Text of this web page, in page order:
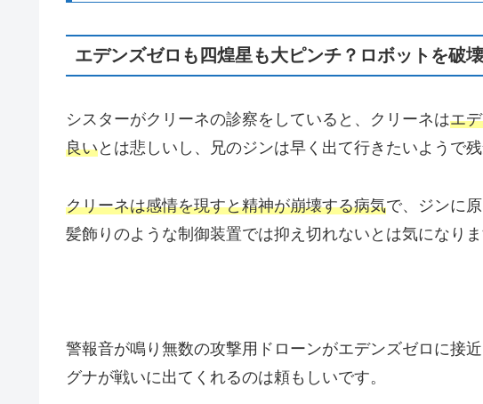
エデンズゼロも四煌星も大ピンチ？ロボットを破
シスターがクリーネの診察をしていると、クリーネはエ
良いとは悲しいし、兄のジンは早く出て行きたいようで残
クリーネは感情を現すと精神が崩壊する病気で、ジンに
髪飾りのような制御装置では抑え切れないとは気になりま
警報音が鳴り無数の攻撃用ドローンがエデンズゼロに接
グナが戦いに出てくれるのは頼もしいです。